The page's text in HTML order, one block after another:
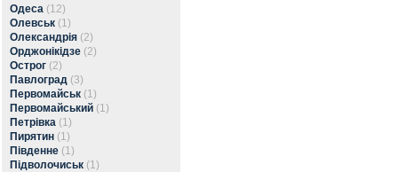
Одеса (12)
Олевськ (1)
Олександрія (2)
Орджонікідзе (2)
Острог (2)
Павлоград (3)
Первомайськ (1)
Первомайський (1)
Петрівка (1)
Пирятин (1)
Південне (1)
Підволочиськ (1)